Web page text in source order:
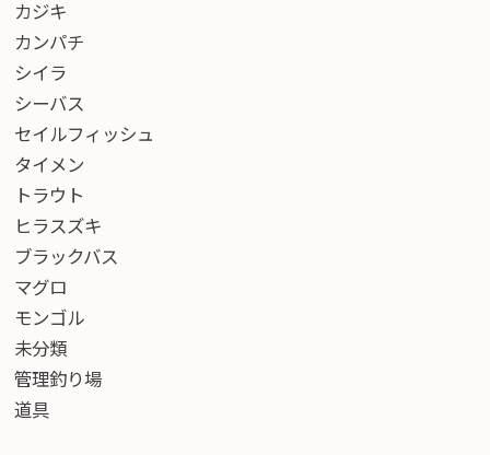
カジキ
カンパチ
シイラ
シーバス
セイルフィッシュ
タイメン
トラウト
ヒラスズキ
ブラックバス
マグロ
モンゴル
未分類
管理釣り場
道具